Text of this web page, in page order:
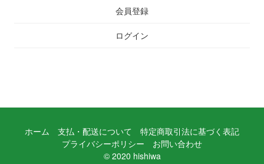
会員登録
ログイン
ホーム 支払・配送について
特定商取引法に基づく表記
プライバシーポリシー
お問い合わせ
© 2020 hishiwa